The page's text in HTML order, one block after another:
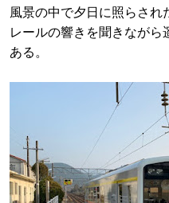
風景の中で夕日に照らさ
レールの響きを聞きなが
ある。